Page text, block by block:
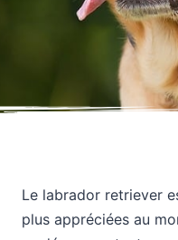
Le labrador retriever
plus appréciées au